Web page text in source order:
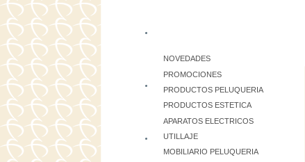
NOVEDADES
PROMOCIONES
PRODUCTOS PELUQUERIA
PRODUCTOS ESTETICA
APARATOS ELECTRICOS
UTILLAJE
MOBILIARIO PELUQUERIA